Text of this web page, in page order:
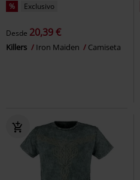
% Exclusivo
Desde 20,39 €
Killers Iron Maiden Camiseta